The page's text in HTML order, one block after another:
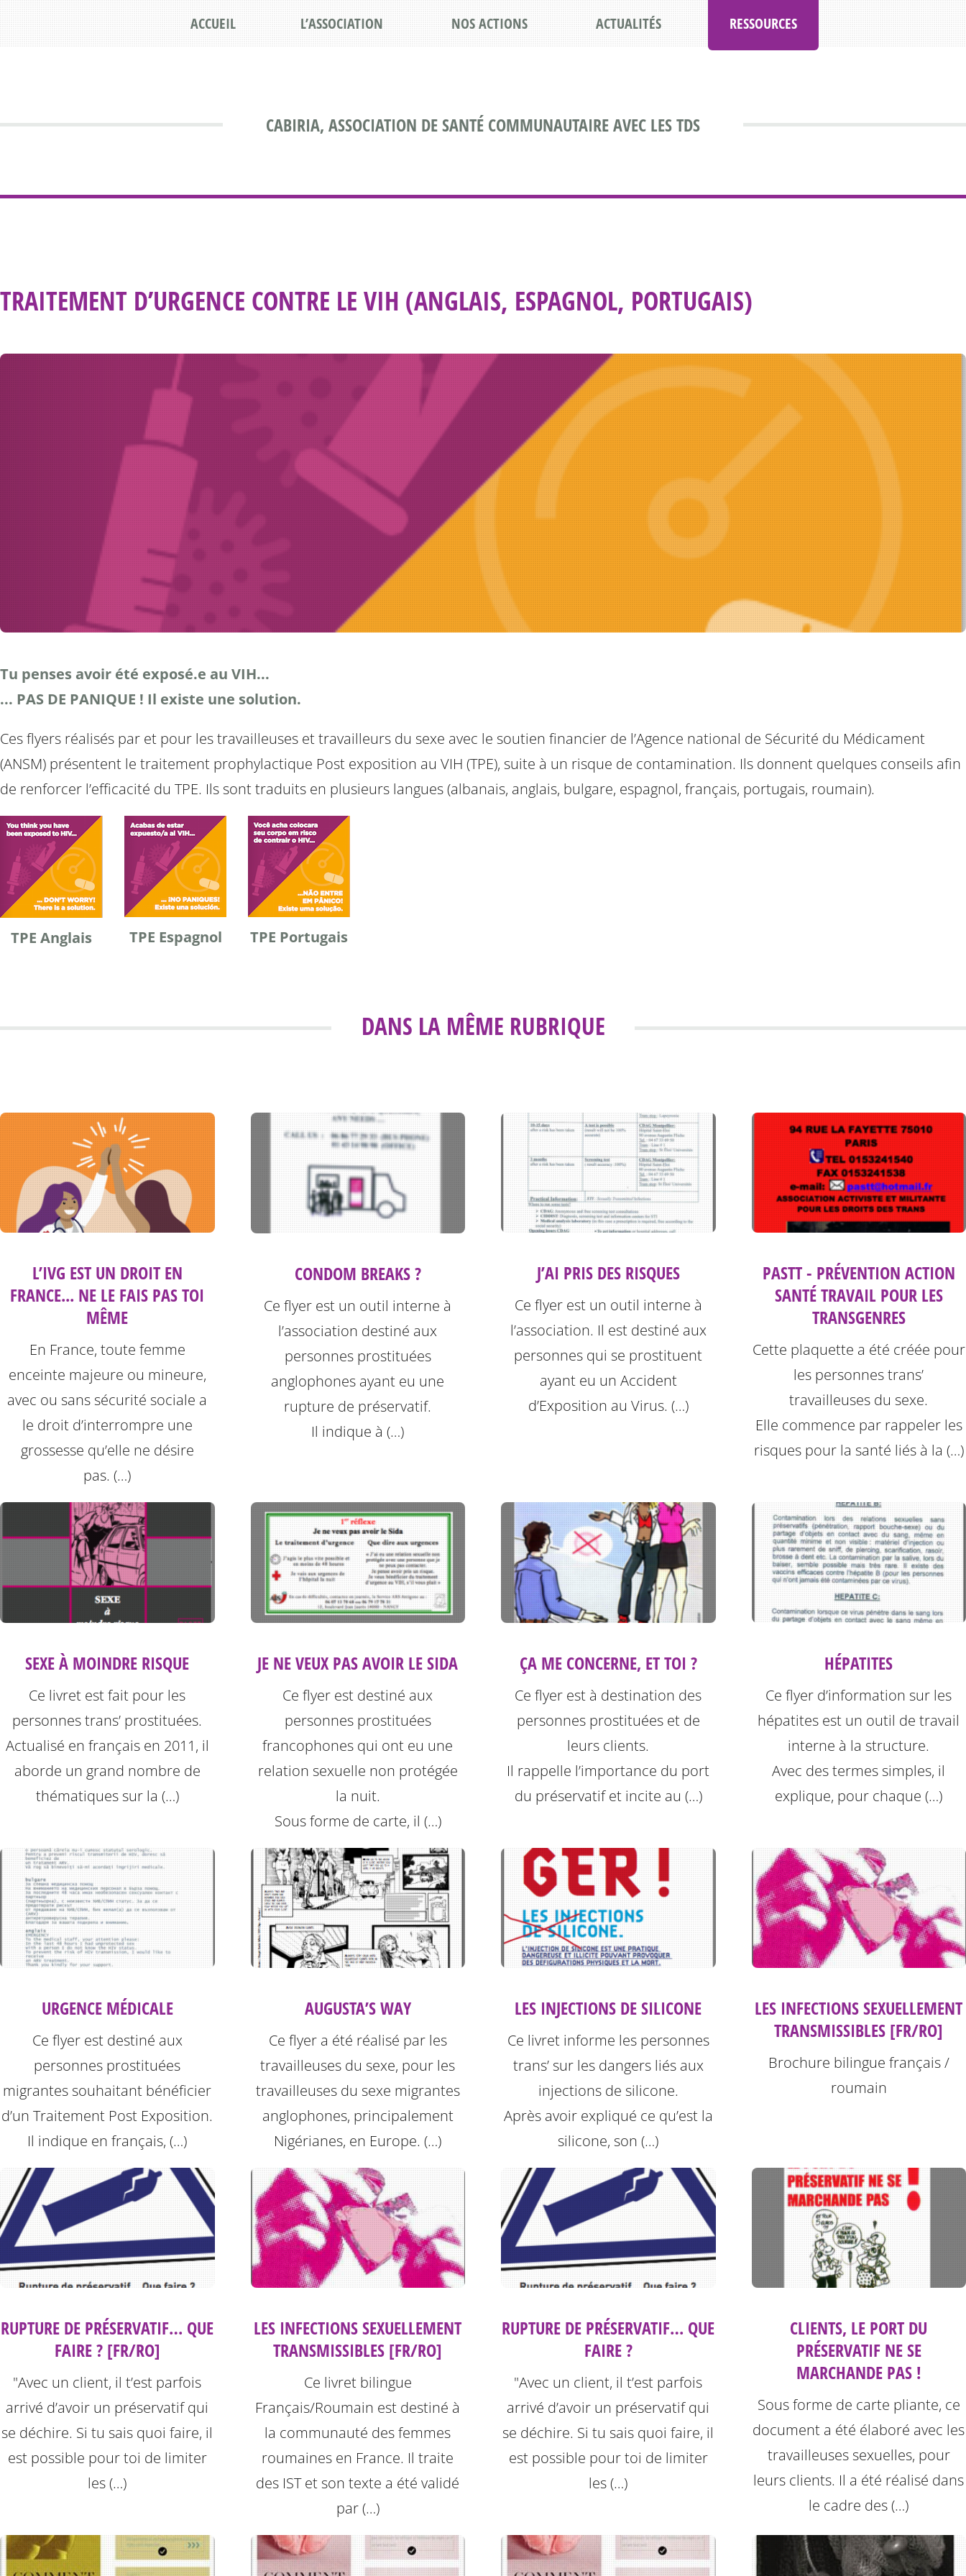
CABIRIA, ASSOCIATION DE SANTÉ COMMUNAUTAIRE AVEC LES TDS
ACCUEIL L’ASSOCIATION NOS ACTIONS ACTUALITÉS RESSOURCES
TRAITEMENT D’URGENCE CONTRE LE VIH (ANGLAIS, ESPAGNOL, PORTUGAIS)
Tu penses avoir été exposé.e au VIH...
... PAS DE PANIQUE ! Il existe une solution.
Ces flyers réalisés par et pour les travailleuses et travailleurs du sexe avec le soutien financier de l’Agence national de Sécurité du Médicament
(ANSM) présentent le traitement prophylactique Post exposition au VIH (TPE), suite à un risque de contamination. Ils donnent quelques conseils afin
de renforcer l’efficacité du TPE. Ils sont traduits en plusieurs langues (albanais, anglais, bulgare, espagnol, français, portugais, roumain).
TPE Anglais TPE Espagnol TPE Portugais
DANS LA MÊME RUBRIQUE
L’IVG EST UN DROIT EN
FRANCE... NE LE FAIS PAS TOI
MÊME
En France, toute femme
enceinte majeure ou mineure,
avec ou sans sécurité sociale a
le droit d’interrompre une
grossesse qu’elle ne désire
pas. (…)
CONDOM BREAKS ?
Ce flyer est un outil interne à
l’association destiné aux
personnes prostituées
anglophones ayant eu une
rupture de préservatif.
Il indique à (…)
J’AI PRIS DES RISQUES
Ce flyer est un outil interne à
l’association. Il est destiné aux
personnes qui se prostituent
ayant eu un Accident
d’Exposition au Virus. (…)
PASTT - PRÉVENTION ACTION
SANTÉ TRAVAIL POUR LES
TRANSGENRES
Cette plaquette a été créée pour
les personnes trans’
travailleuses du sexe.
Elle commence par rappeler les
risques pour la santé liés à la (…)
SEXE À MOINDRE RISQUE
Ce livret est fait pour les
personnes trans’ prostituées.
Actualisé en français en 2011, il
aborde un grand nombre de
thématiques sur la (…)
JE NE VEUX PAS AVOIR LE SIDA
Ce flyer est destiné aux
personnes prostituées
francophones qui ont eu une
relation sexuelle non protégée
la nuit.
Sous forme de carte, il (…)
ÇA ME CONCERNE, ET TOI ?
Ce flyer est à destination des
personnes prostituées et de
leurs clients.
Il rappelle l’importance du port
du préservatif et incite au (…)
HÉPATITES
Ce flyer d’information sur les
hépatites est un outil de travail
interne à la structure.
Avec des termes simples, il
explique, pour chaque (…)
URGENCE MÉDICALE
Ce flyer est destiné aux
personnes prostituées
migrantes souhaitant bénéficier
d’un Traitement Post Exposition.
Il indique en français, (…)
AUGUSTA’S WAY
Ce flyer a été réalisé par les
travailleuses du sexe, pour les
travailleuses du sexe migrantes
anglophones, principalement
Nigérianes, en Europe. (…)
LES INJECTIONS DE SILICONE
Ce livret informe les personnes
trans’ sur les dangers liés aux
injections de silicone.
Après avoir expliqué ce qu’est la
silicone, son (…)
LES INFECTIONS SEXUELLEMENT
TRANSMISSIBLES [FR/RO]
Brochure bilingue français /
roumain
RUPTURE DE PRÉSERVATIF… QUE
FAIRE ? [FR/RO]
"Avec un client, il t’est parfois
arrivé d’avoir un préservatif qui
se déchire. Si tu sais quoi faire, il
est possible pour toi de limiter
les (…)
LES INFECTIONS SEXUELLEMENT
TRANSMISSIBLES [FR/RO]
Ce livret bilingue
Français/Roumain est destiné à
la communauté des femmes
roumaines en France. Il traite
des IST et son texte a été validé
par (…)
RUPTURE DE PRÉSERVATIF… QUE
FAIRE ?
"Avec un client, il t’est parfois
arrivé d’avoir un préservatif qui
se déchire. Si tu sais quoi faire, il
est possible pour toi de limiter
les (…)
CLIENTS, LE PORT DU
PRÉSERVATIF NE SE
MARCHANDE PAS !
Sous forme de carte pliante, ce
document a été élaboré avec les
travailleuses sexuelles, pour
leurs clients. Il a été réalisé dans
le cadre des (…)